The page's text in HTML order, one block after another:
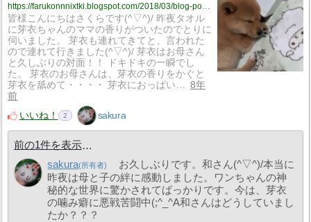
皆様こんにちはさくらです(^▽^)/ 昨夜タオル
に芽衣ちゃんのママの香りがついたのでとりに
伺いました。 芽衣も連れてきてと、言われた
ので連れて行きました(^▽^)/ 芽衣はお母さん
と久しぶりの対面！！ ドキドキの一瞬でし
た。 芽衣のお母さんは、芽衣の香りをかぐと
芽衣を舐めて・・・・ 芽衣におっぱい…
8年
前
いいね！
2 sakura
前の1件を表示
sakura
お久しぶりです。和さん(^▽^)/本当に
昨夜は母と子の絆に感動しました。ワンちゃんの神
秘的な世界に驚かされてばっかりです。今は、芽衣
の噛み癖に悪戦苦闘中(;^_^A和さんはどうしていまし
たか？？？